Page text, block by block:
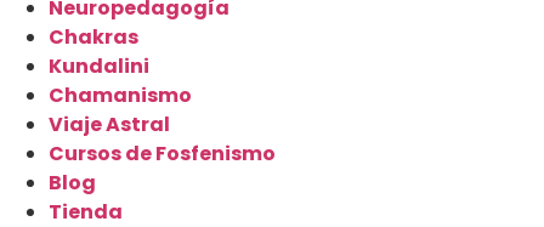
Neuropedagogía
Chakras
Kundalini
Chamanismo
Viaje Astral
Cursos de Fosfenismo
Blog
Tienda